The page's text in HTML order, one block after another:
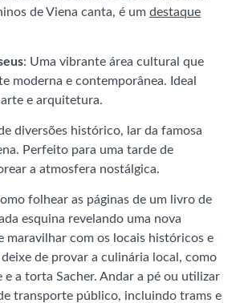
de Viena canta, é um destaque
: Uma vibrante área cultural que
moderna e contemporânea. Ideal
e arquitetura.
diversões histórico, lar da famosa
Perfeito para uma tarde de
a atmosfera nostálgica.
folhear as páginas de um livro de
esquina revelando uma nova
maravilhar com os locais históricos e
de provar a culinária local, como
e a torta Sacher. Andar a pé ou utilizar
transporte público, incluindo trams e